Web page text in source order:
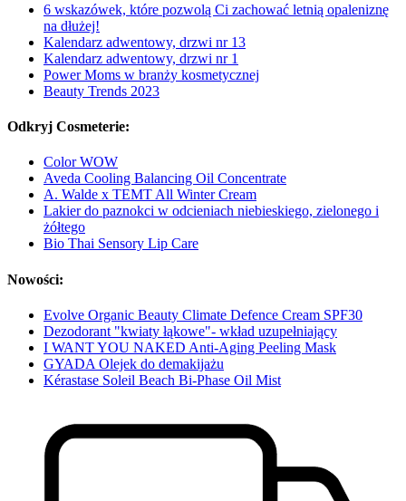
6 wskazówek, które pozwolą Ci zachować letnią opaleniznę
na dłużej!
Kalendarz adwentowy, drzwi nr 13
Kalendarz adwentowy, drzwi nr 1
Power Moms w branży kosmetycznej
Beauty Trends 2023
Odkryj Cosmeterie:
Color WOW
Aveda Cooling Balancing Oil Concentrate
A. Walde x TEMT All Winter Cream
Lakier do paznokci w odcieniach niebieskiego, zielonego i
żółtego
Bio Thai Sensory Lip Care
Nowości:
Evolve Organic Beauty Climate Defence Cream SPF30
Dezodorant "kwiaty łąkowe"- wkład uzupełniający
I WANT YOU NAKED Anti-Aging Peeling Mask
GYADA Olejek do demakijażu
Kérastase Soleil Beach Bi-Phase Oil Mist